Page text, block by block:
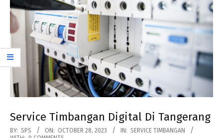
Service Timbangan Digital Di Tangerang
2023-
BY: SPS ON: OCTOBER 28, 2023 IN: SERVICE TIMBANGAN